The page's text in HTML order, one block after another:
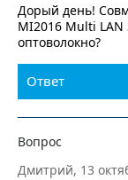
Дорый день!
MI2016 Multi LAN
оптоволокно?
Ответ
Вопрос
Дмитрий, 13